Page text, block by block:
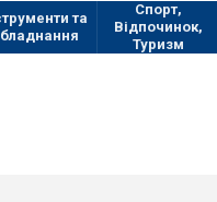
та
Спорт,
Відпочинок,
Туризм